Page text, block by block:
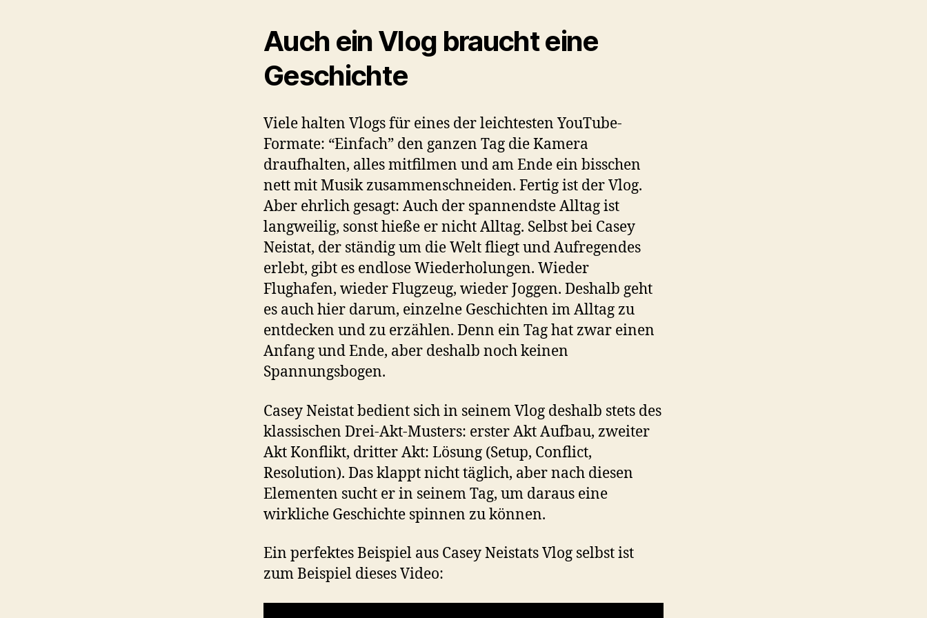
Auch ein Vlog braucht eine
Geschichte
Viele halten Vlogs für eines der leichtesten YouTube-
Formate: “Einfach” den ganzen Tag die Kamera
draufhalten, alles mitfilmen und am Ende ein bisschen
nett mit Musik zusammenschneiden. Fertig ist der Vlog.
Aber ehrlich gesagt: Auch der spannendste Alltag ist
langweilig, sonst hieße er nicht Alltag. Selbst bei Casey
Neistat, der ständig um die Welt fliegt und Aufregendes
erlebt, gibt es endlose Wiederholungen. Wieder
Flughafen, wieder Flugzeug, wieder Joggen. Deshalb geht
es auch hier darum, einzelne Geschichten im Alltag zu
entdecken und zu erzählen. Denn ein Tag hat zwar einen
Anfang und Ende, aber deshalb noch keinen
Spannungsbogen.
Casey Neistat bedient sich in seinem Vlog deshalb stets des
klassischen Drei-Akt-Musters: erster Akt Aufbau, zweiter
Akt Konflikt, dritter Akt: Lösung (Setup, Conflict,
Resolution). Das klappt nicht täglich, aber nach diesen
Elementen sucht er in seinem Tag, um daraus eine
wirkliche Geschichte spinnen zu können.
Ein perfektes Beispiel aus Casey Neistats Vlog selbst ist
zum Beispiel dieses Video: